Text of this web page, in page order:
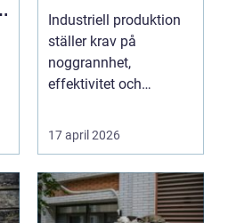
Industriell produktion
ställer krav på
noggrannhet,
effektivitet och
17 april 2026